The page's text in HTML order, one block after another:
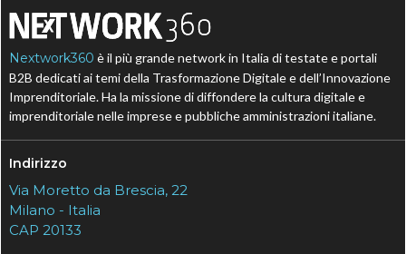
Nextwork360 è il più grande network in Italia di testate e portali
B2B dedicati ai temi della Trasformazione Digitale e dell’Innovazione
Imprenditoriale. Ha la missione di diffondere la cultura digitale e
imprenditoriale nelle imprese e pubbliche amministrazioni italiane.
Indirizzo
Via Moretto da Brescia, 22
Milano - Italia
CAP 20133